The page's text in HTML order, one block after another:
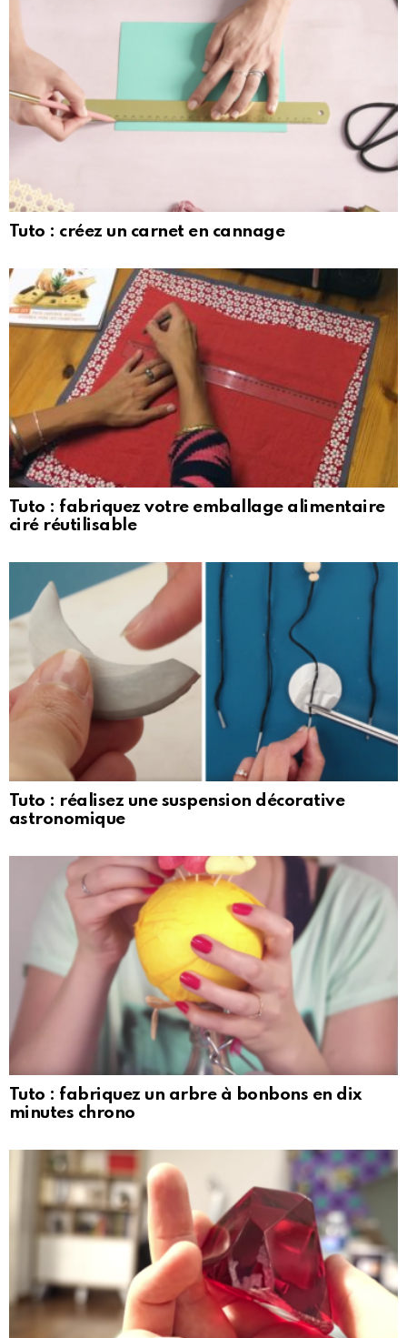
Tuto : créez un carnet en cannage
Tuto : fabriquez votre emballage alimentaire
ciré réutilisable
Tuto : réalisez une suspension décorative
astronomique
Tuto : fabriquez un arbre à bonbons en dix
minutes chrono